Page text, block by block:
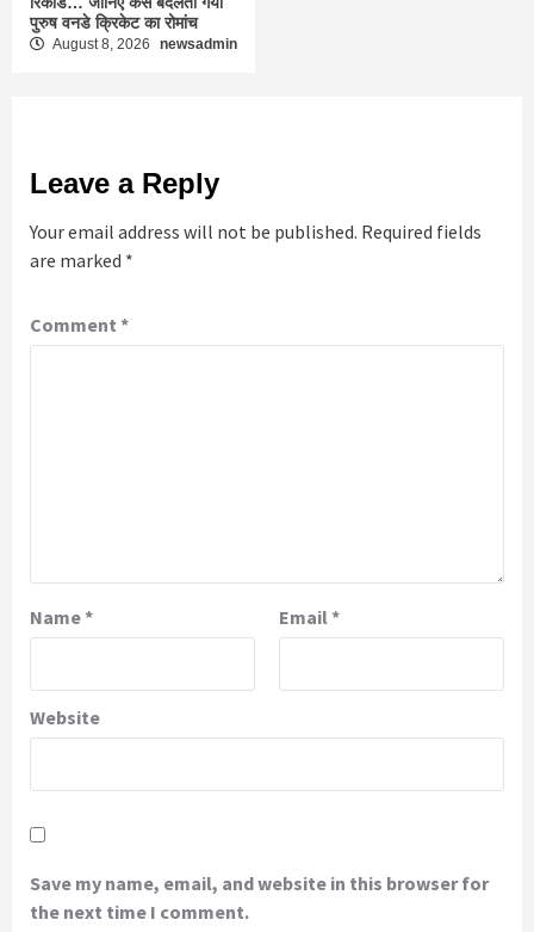
पुरुष वनडे क्रिकेट का रोमांच
August 8, 2026 newsadmin
Leave a Reply
Your email address will not be published. Required fields
are marked *
Comment *
Name* Email*
Website
Save my name, email, and website in this browser for
the next time I comment.